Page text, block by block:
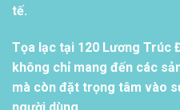
tế.
Tọa lạc tại 120 Lương Trúc
không chỉ mang đến các
mà còn đặt trọng tâm vào